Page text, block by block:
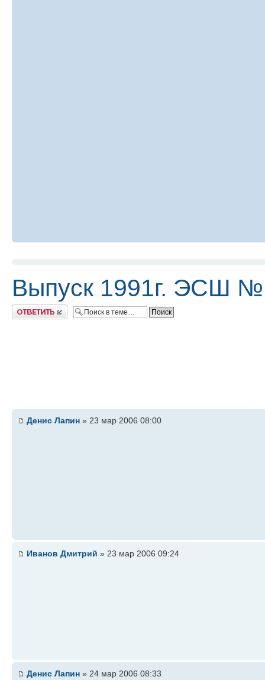
Выпуск 1991г. ЭСШ
Ответить
Денис Лапин » 23 мар 2006 08:00
Иванов Дмитрий » 23 мар 2006 09:24
Денис Лапин » 24 мар 2006 08:33